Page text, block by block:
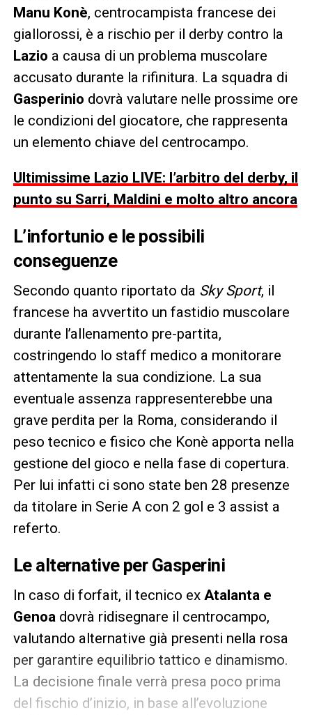
Manu Konè, centrocampista francese dei
giallorossi, è a rischio per il derby contro la
Lazio a causa di un problema muscolare
accusato durante la rifinitura. La squadra di
Gasperinio dovrà valutare nelle prossime ore
le condizioni del giocatore, che rappresenta
un elemento chiave del centrocampo.
Ultimissime Lazio LIVE: l’arbitro del derby, il
punto su Sarri, Maldini e molto altro ancora
L’infortunio e le possibili
conseguenze
Secondo quanto riportato da Sky Sport, il
francese ha avvertito un fastidio muscolare
durante l’allenamento pre-partita,
costringendo lo staff medico a monitorare
attentamente la sua condizione. La sua
eventuale assenza rappresenterebbe una
grave perdita per la Roma, considerando il
peso tecnico e fisico che Konè apporta nella
gestione del gioco e nella fase di copertura.
Per lui infatti ci sono state ben 28 presenze
da titolare in Serie A con 2 gol e 3 assist a
referto.
Le alternative per Gasperini
In caso di forfait, il tecnico ex Atalanta e
Genoadovrà ridisegnare il centrocampo,
valutando alternative già presenti nella rosa
per garantire equilibrio tattico e dinamismo.
La decisione finale verrà presa poco prima
del fischio d’inizio, in base all’evoluzione